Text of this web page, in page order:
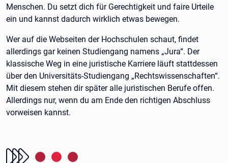
Menschen. Du setzt dich für Gerechtigkeit und faire Urteile
ein und kannst dadurch wirklich etwas bewegen.
Wer auf die Webseiten der Hochschulen schaut, findet
allerdings gar keinen Studiengang namens „Jura“. Der
klassische Weg in eine juristische Karriere läuft stattdessen
über den Universitäts-Studiengang „Rechtswissenschaften“.
Mit diesem stehen dir später alle juristischen Berufe offen.
Allerdings nur, wenn du am Ende den richtigen Abschluss
vorweisen kannst.